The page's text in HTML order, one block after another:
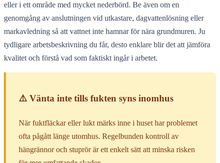
eller i ett område med mycket nederbörd. Be även om en
genomgång av anslutningen vid utkastare, dagvattenlösning eller
markavledning så att vattnet inte hamnar för nära grundmuren. Ju
tydligare arbetsbeskrivning du får, desto enklare blir det att jämföra
kvalitet och förstå vad som faktiskt ingår i arbetet.
⚠️ Vänta inte tills fukten syns inomhus
När fuktfläckar eller lukt märks inne i huset har problemet
ofta pågått länge utomhus. Regelbunden kontroll av
hängrännor och stuprör är ett enkelt sätt att minska risken